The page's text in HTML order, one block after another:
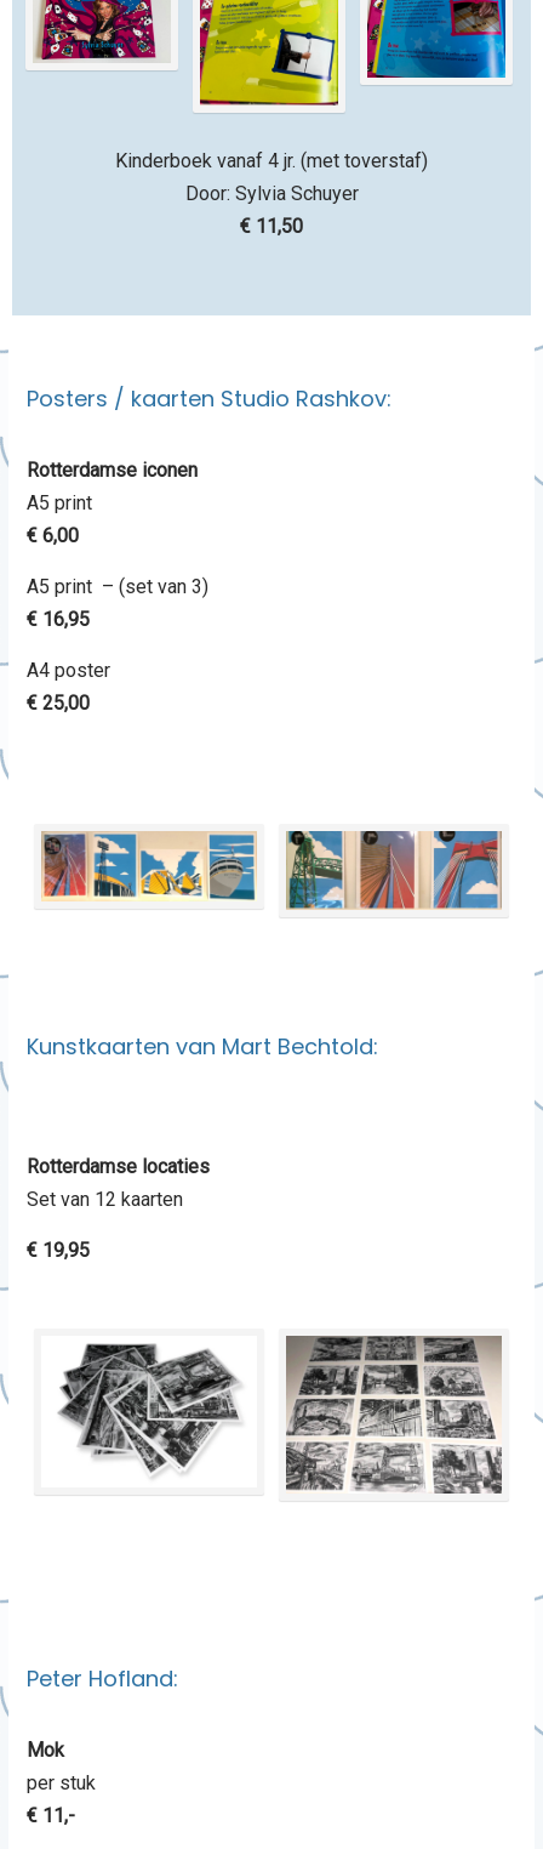
Kinderboek vanaf 4 jr. (met toverstaf)
Door: Sylvia Schuyer
€ 11,50
Posters / kaarten Studio Rashkov:
Rotterdamse iconen
A5 print
€ 6,00
A5 print – (set van 3)
€ 16,95
A4 poster
€ 25,00
Kunstkaarten van Mart Bechtold:
Rotterdamse locaties
Set van 12 kaarten
€ 19,95
Peter Hofland:
Mok
per stuk
€ 11,-